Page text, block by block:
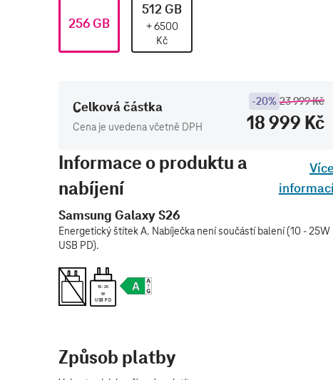
256 GB
512 GB
+6500
Kč
Celková částka
Cena je uvedena včetně DPH
-20% 23 999 Kč
18 999 Kč
Informace o produktu a
nabíjení
Samsung Galaxy S26
Energetický štítek A. Nabíječka není součástí balení (10 - 25W
USB PD).
10 - 25
W
USB PD
Způsob platby